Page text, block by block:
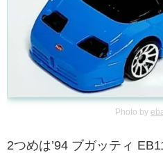
Photo by
2つめは’94 ブガッティ